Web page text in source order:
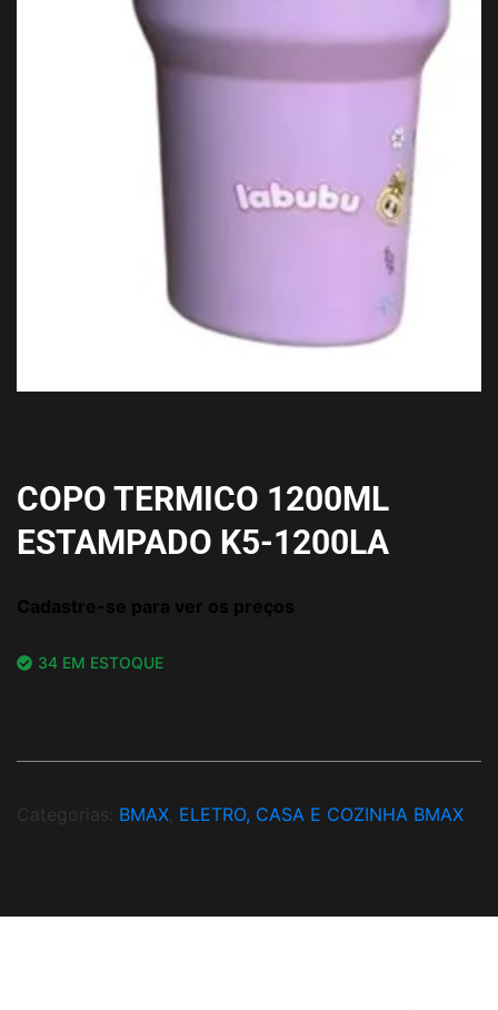
COPO TERMICO 1200ML
ESTAMPADO K5-1200LA
Cadastre-se para ver os preços
34 EM ESTOQUE
Categorias: BMAX ELETRO, CASA E COZINHA BMAX